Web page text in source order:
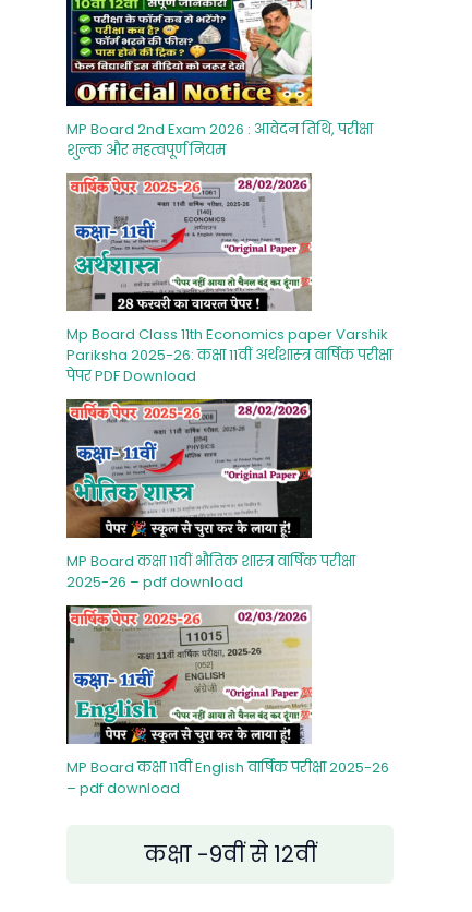
MP Board 2nd Exam 2026 : आवेदन तिथि, परीक्षा
शुल्‍क और महत्‍वपूर्ण नियम
Mp Board Class 11th Economics paper Varshik
Pariksha 2025-26: कक्षा 11वीं अर्थशास्‍त्र वार्षिक परीक्षा
पेपर PDF Download
MP Board कक्षा 11वीं भौतिक शास्‍त्र वार्षिक परीक्षा
2025-26 – pdf download
MP Board कक्षा 11वीं English वार्षिक परीक्षा 2025-26
– pdf download
कक्षा -9वीं से 12वीं